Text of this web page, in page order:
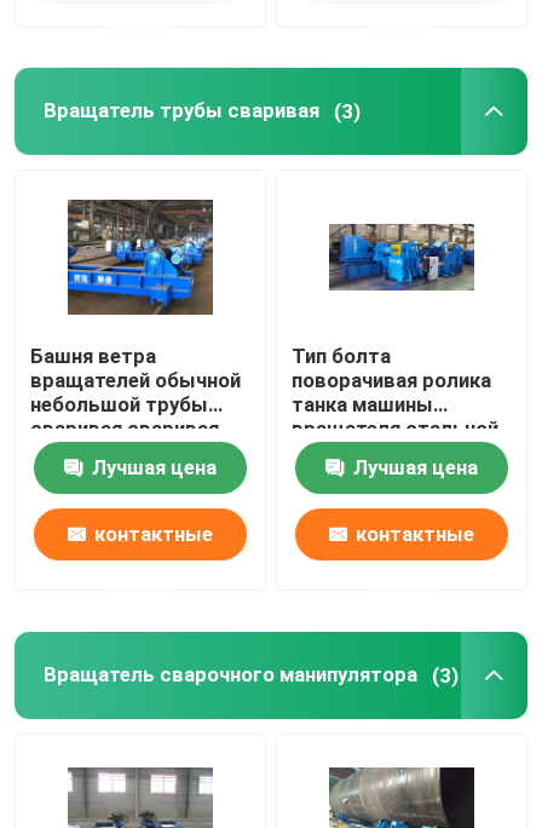
Дом
О нас
Вращатель трубы сваривая (3)
Башня ветра
вращателей обычной
небольшой трубы
сваривая сваривая
моторизованное
колесо 150 тонн
Лучшая цена
контактные
Тип болта
поворачивая ролика
танка машины
вращателя стальной
трубы 1600 тонн
сваривая анти-
перемещаясь
фиксированный
Лучшая цена
контактные
Вращатель сварочного манипулятора (3)